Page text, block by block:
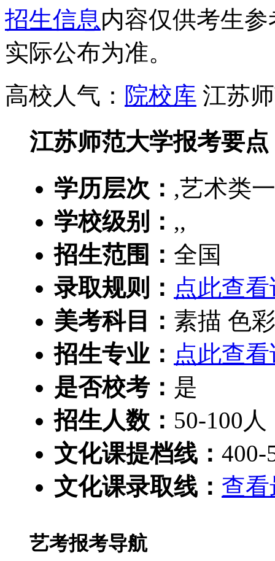
招生信息内容仅供考生
实际公布为准。
高校人气： 院校库 江苏
江苏师范大学报考要点
学历层次： ,艺术类
学校级别： ,,
招生范围： 全国
录取规则： 点此查
美考科目： 素描 色
招生专业： 点此查
是否校考： 是
招生人数： 50-100人
文化课提档线： 400-
文化课录取线： 查
艺考报考导航